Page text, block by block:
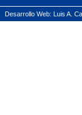
Desarrollo Web: Luis